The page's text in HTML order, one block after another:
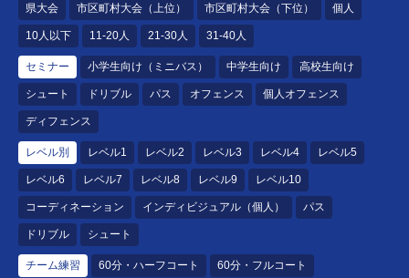
県大会 市区町村大会（上位） 市区町村大会（下位） 個人
10人以下 11-20人 21-30人 31-40人
セミナー 小学生向け（ミニバス） 中学生向け 高校生向け
シュート ドリブル パス オフェンス 個人オフェンス
ディフェンス
レベル別 レベル1 レベル2 レベル3 レベル4 レベル5
レベル6 レベル7 レベル8 レベル9 レベル10
コーディネーション インディビジュアル（個人） パス
ドリブル シュート
チーム練習 60分・ハーフコート 60分・フルコート